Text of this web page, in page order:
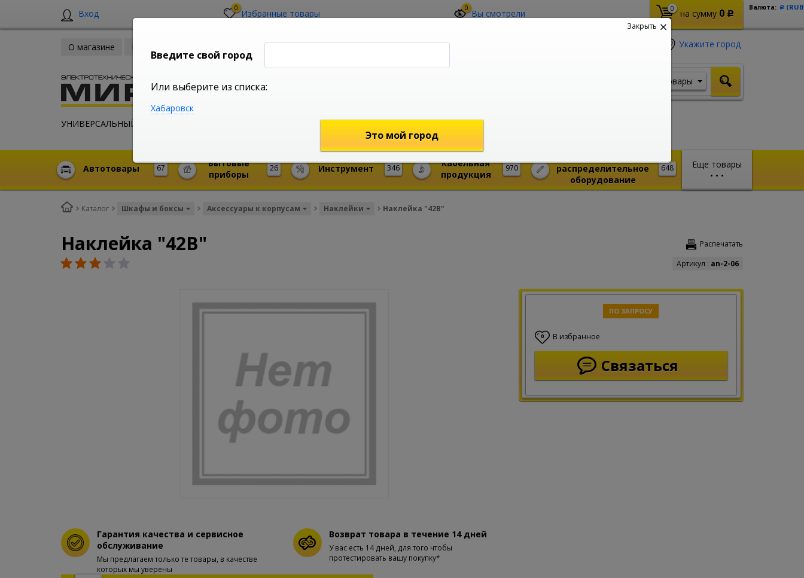
Вход 0 Избранные товары 0 Вы смотрели 0 на сумму 0 Р
Валюта: Р
О магазине
УНИВЕРСАЛЬНЫЙ ИНТЕРНЕТ МАГАЗИН
Укажите город
shop@mireks.ru
Товары
Еще товары
• • •
67
Автотовары 26
Бытовые
приборы
346
Инструмент 970
Кабельная
продукция
648
распределительное
оборудование
Каталог Шкафы и боксы Аксессуары к корпусам Наклейки Наклейка "42В"
Распечатать
Наклейка "42В"
Артикул : an-2-06
ПО ЗАПРОСУ
0 В избранное
Связаться
Гарантия качества и сервисное
обслуживание
Мы предлагаем только те товары, в качестве
которых мы уверены
Возврат товара в течение 14 дней
У вас есть 14 дней, для того чтобы
протестировать вашу покупку*
Закрыть
Введите свой город
Или выберите из списка:
Хабаровск
Это мой город